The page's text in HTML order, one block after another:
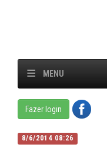
MENU
Fazer login
8/6/2014 08:26